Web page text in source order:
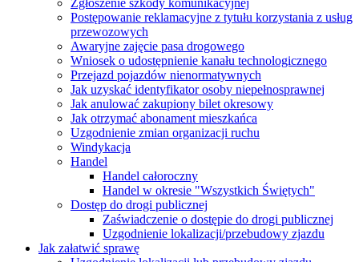
Postępowanie reklamacyjne z tytułu korzystania z usług
przewozowych
Awaryjne zajęcie pasa drogowego
Wniosek o udostępnienie kanału technologicznego
Przejazd pojazdów nienormatywnych
Jak uzyskać identyfikator osoby niepełnosprawnej
Jak anulować zakupiony bilet okresowy
Jak otrzymać abonament mieszkańca
Uzgodnienie zmian organizacji ruchu
Windykacja
Handel
Handel całoroczny
Handel w okresie "Wszystkich Świętych"
Dostęp do drogi publicznej
Zaświadczenie o dostępie do drogi publicznej
Uzgodnienie lokalizacji/przebudowy zjazdu
Jak załatwić sprawę